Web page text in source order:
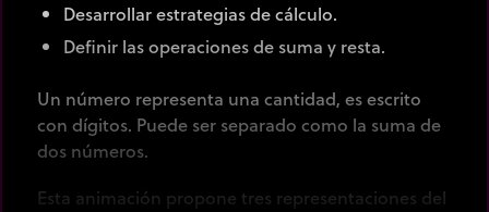
Desarrollar estrategias de cálculo.
Definir las operaciones de suma y resta.
Un número representa una cantidad, es escrito
con dígitos. Puede ser separado como la suma de
dos números.
Esta animación propone tres representaciones del